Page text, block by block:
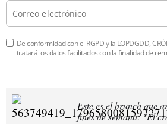
De conformidad con el RGPD y la LOPDGDD,
tratará los datos facilitados con la finalidad de
Este es el brunch que
fines de semana: "El